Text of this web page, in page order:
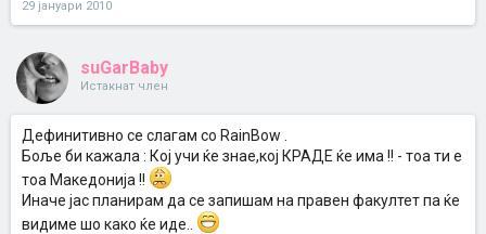
29 јануари 2010
suGarBaby
Истакнат член
Дефинитивно се слагам со RainBow .
Боље би кажала : Кој учи ќе знае,кој КРАДЕ ќе има !! - тоа ти е
тоа Македонија !!
Иначе јас планирам да се запишам на правен факултет па ќе
видиме шо како ќе иде..